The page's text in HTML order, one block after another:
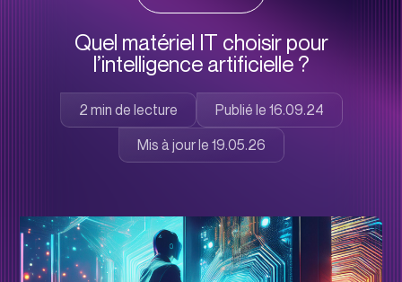
Quel matériel IT choisir pour
l’intelligence artificielle ?
Publié le 16.09.24
Mis à jour le 19.05.26